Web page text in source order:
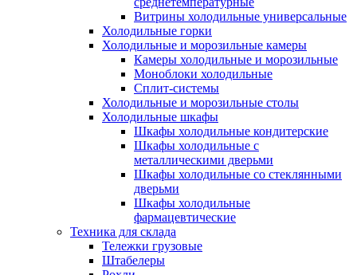
Витрины холодильные универсальные
Холодильные горки
Холодильные и морозильные камеры
Камеры холодильные и морозильные
Моноблоки холодильные
Сплит-системы
Холодильные и морозильные столы
Холодильные шкафы
Шкафы холодильные кондитерские
Шкафы холодильные с
металлическими дверьми
Шкафы холодильные со стеклянными
дверьми
Шкафы холодильные
фармацевтические
Техника для склада
Тележки грузовые
Штабелеры